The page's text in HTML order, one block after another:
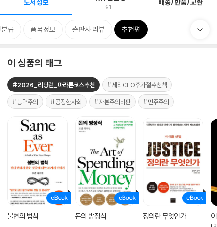
도서정보 91 배송/반품/교환
류 품목정보 출판사 리뷰 추천평
이 상품의 태그
#2026_리딩런_마라톤코스추천 #세리CEO휴가철추천책
#능력주의 #공정한사회 #자본주의비판 #민주주의
불변의 법칙 돈의 방정식 정의란 무엇인가